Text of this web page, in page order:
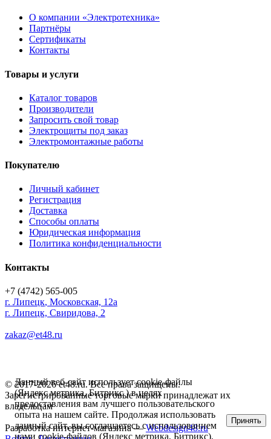
О компании «Электротехника»
Партнёры
Сертификаты
Контакты
Товары и услуги
Каталог товаров
Производители
Запросить свой товар
Электрощиты под заказ
Электромонтажные работы
Покупателю
Личный кабинет
Регистрация
Доставка
Способы оплаты
Юридическая информация
Политика конфиденциальности
Контакты
+7 (4742) 565-005
г. Липецк, Московская, 12а
г. Липецк, Свиридова, 2
zakaz@et48.ru
© 2017-2026 et48.ru. Все права защищены.
Зарегистрированные торговые марки принадлежат их
владельцам
Разработка интернет-магазина —Webdesign48.ru
Данный веб-сайт использует cookie-файлы
(Яндекс метрика, Битрикс ) в целях
предоставления вам лучшего пользовательского
опыта на нашем сайте. Продолжая использовать
данный сайт, вы соглашаетесь с использованием
нами cookie-файлов (Яндекс метрика, Битрикс).
Принять